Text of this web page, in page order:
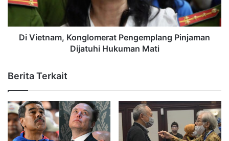
Di Vietnam, Konglomerat Pengemplang Pinjaman
Dijatuhi Hukuman Mati
Berita Terkait